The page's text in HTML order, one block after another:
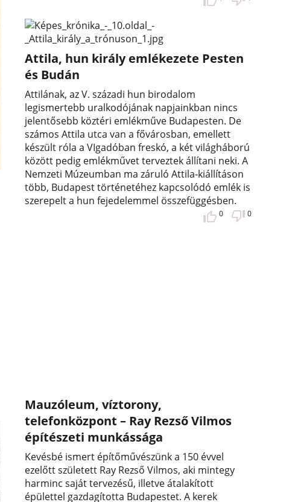
Attila, hun király emlékezete Pesten
és Budán
Attilának, az V. századi hun birodalom
legismertebb uralkodójának napjainkban nincs
jelentősebb köztéri emlékműve Budapesten. De
számos Attila utca van a fővárosban, emellett
készült róla a VIgadóban freskó, a két világháború
között pedig emlékművet terveztek állítani neki. A
Nemzeti Múzeumban ma záruló Attila-kiállításon
több, Budapest történetéhez kapcsolódó emlék is
szerepelt a hun fejedelemmel összefüggésben.
0 0
Mauzóleum, víztorony,
telefonközpont – Ray Rezső Vilmos
építészeti munkássága
Kevésbé ismert építőművészünk a 150 évvel
ezelőtt született Ray Rezső Vilmos, aki mintegy
harminc saját tervezésű, illetve átalakított
épülettel gazdagította Budapestet. A kerek